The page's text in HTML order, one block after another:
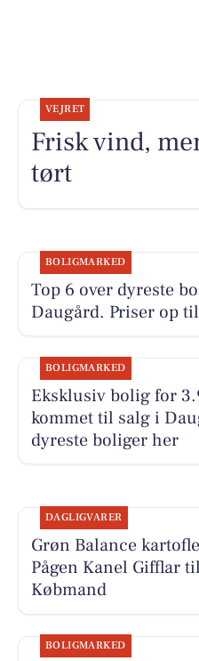
VEJRET
Frisk vind,
tørt
BOLIGMARKED
Top 6 over dyreste
Daugård. Priser op
BOLIGMARKED
Eksklusiv bolig for
kommet til salg i
dyreste boliger her
DAGLIGVARER
Grøn Balance
Pågen Kanel Gifflar
Købmand
BOLIGMARKED